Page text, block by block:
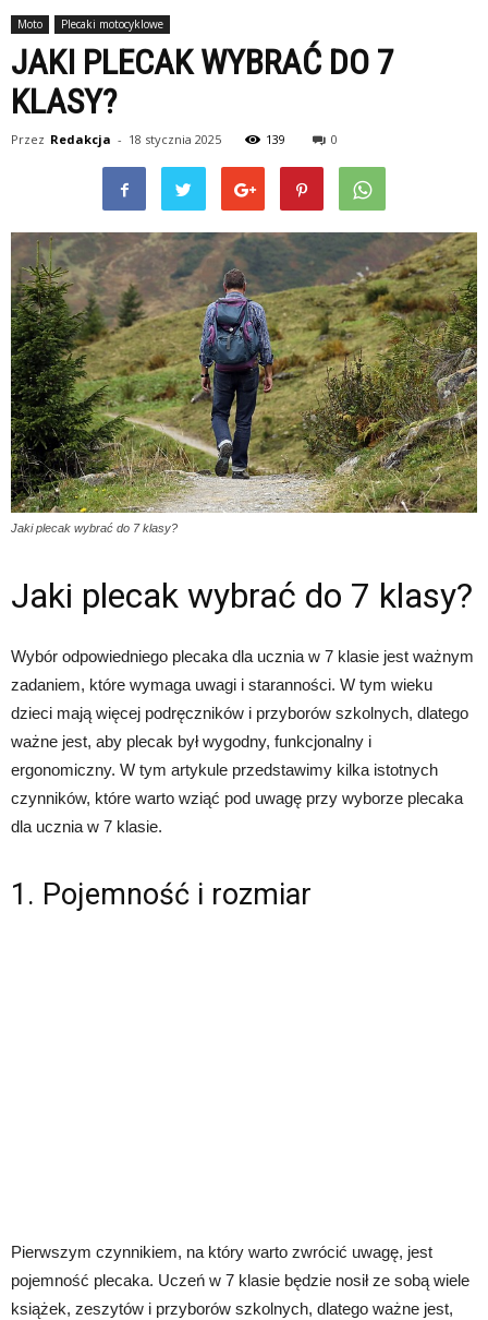
Moto Plecaki motocyklowe
JAKI PLECAK WYBRAĆ DO 7
KLASY?
Przez Redakcja - 18 stycznia 2025 139 0
Jaki plecak wybrać do 7 klasy?
Jaki plecak wybrać do 7 klasy?
Wybór odpowiedniego plecaka dla ucznia w 7 klasie jest ważnym
zadaniem, które wymaga uwagi i staranności. W tym wieku
dzieci mają więcej podręczników i przyborów szkolnych, dlatego
ważne jest, aby plecak był wygodny, funkcjonalny i
ergonomiczny. W tym artykule przedstawimy kilka istotnych
czynników, które warto wziąć pod uwagę przy wyborze plecaka
dla ucznia w 7 klasie.
1. Pojemność i rozmiar
Pierwszym czynnikiem, na który warto zwrócić uwagę, jest
pojemność plecaka. Uczeń w 7 klasie będzie nosił ze sobą wiele
książek, zeszytów i przyborów szkolnych, dlatego ważne jest,